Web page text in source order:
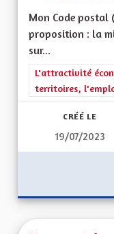
Mon Code
proposition : la
sur...
Filtrer les
L'attractivité
territoires,
CRÉÉ LE
19/07/2023